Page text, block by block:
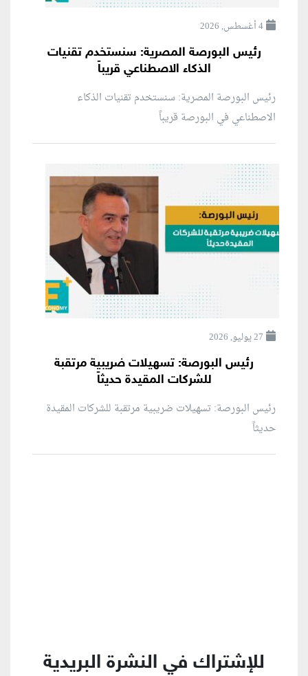
4 أغسطس, 2026
رئيس البورصة المصرية: سنستخدم تقنيات
الذكاء الاصطناعي قريباً
رئيس البورصة المصرية: سنستخدم تقنيات الذكاء
الاصطناعي في البورصة قريباً
27 يوليو, 2026
رئيس البورصة: تسهيلات ضريبية مرتقبة
للشركات المقيدة حديثاً
رئيس البورصة: تسهيلات ضريبية مرتقبة للشركات المقيدة
حديثاً
للإشتراك في النشرة البريدية